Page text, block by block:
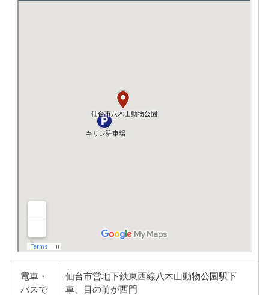
電車・
バスで
仙台市営地下鉄東西線八木山動物公園駅下
車、目の前が西門